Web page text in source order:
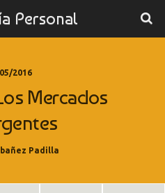
Personal
2016
Mercados
Padilla